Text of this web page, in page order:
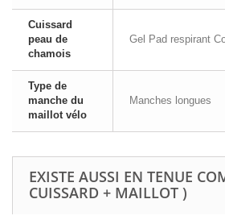
Cuissard
peau de
chamois
Gel Pad respirant
Type de
manche du
maillot vélo
Manches longues
EXISTE AUSSI EN TENUE
CUISSARD + MAILLOT )